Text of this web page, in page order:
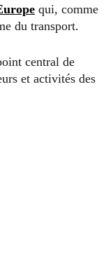
qui, comme
du transport.
central de
et activités des